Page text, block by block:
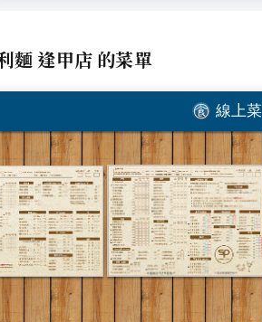
麵 逢甲店 的菜單
線上